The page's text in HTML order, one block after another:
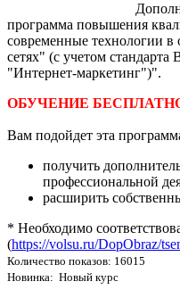
программа повышения
современные технологии в
сетях" (с учетом
"Интернет-маркетинг")".
ОБУЧЕНИЕ
Вам подойдет эта
получить
профессиональной
расширить
* Необходимо
(https://volsu.ru/DopObraz/
Количество показов: 16015
Новинка: Новый курс